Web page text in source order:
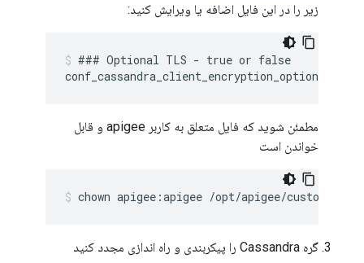
زیر را در این فایل اضافه یا ویرایش کنید:
### Optional TLS - true or false
مطمئن شوید که فایل متعلق به کاربر apigee و قابل
خواندن است
گره Cassandra را پیکربندی و راه اندازی مجدد کنید